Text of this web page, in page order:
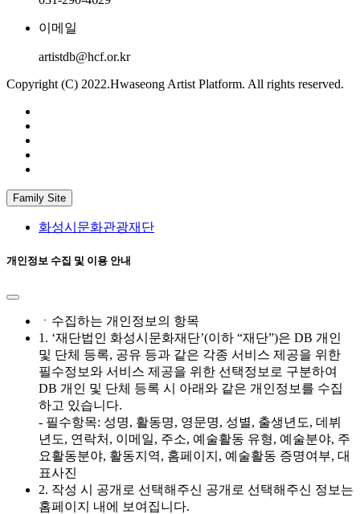
이메일
artistdb@hcf.or.kr
Copyright (C) 2022.Hwaseong Artist Platform. All rights reserved.
Family Site
화성시문화관광재단
개인정보 수집 및 이용 안내
ㆍ수집하는 개인정보의 항목
1. ‘재단법인 화성시문화재단’(이하 “재단”)은 DB 개인
및 단체 등록, 공유 등과 같은 각종 서비스 제공을 위한
필수정보와 서비스 제공을 위한 선택정보로 구분하여
DB 개인 및 단체 등록 시 아래와 같은 개인정보를 수집
하고 있습니다.
- 필수항목: 성명, 활동명, 영문명, 성별, 출생년도, 데뷔
년도, 연락처, 이메일, 주소, 예술활동 유형, 예술분야, 주
요활동분야, 활동지역, 홈페이지, 예술활동 증명여부, 대
표사진
2. 작성 시 공개로 선택해주신 공개로 선택해주신 정보는
홈페이지 내에 보여집니다.